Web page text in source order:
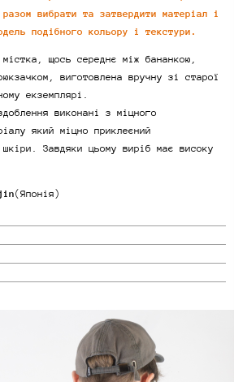
вибрати та затвердити матеріал і
подібного кольору і текстури.
щось середнє між бананкою,
виготовлена вручну зі старої
екземплярі.
виконані з міцного
який міцно приклеєний
Завдяки цьому виріб має високу
(Японія)